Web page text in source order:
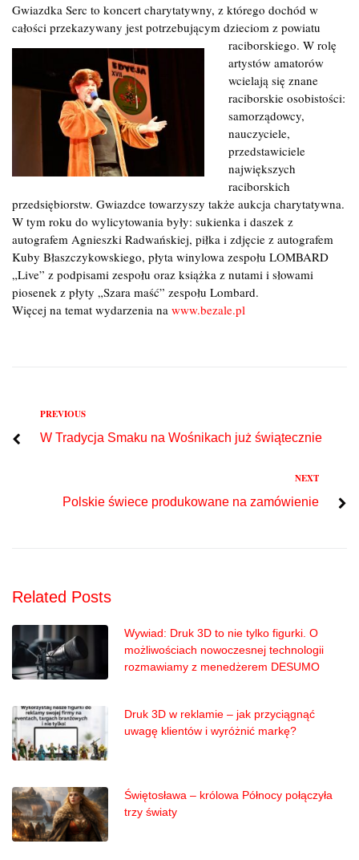
Gwiazdka Serc to koncert charytatywny, z którego dochód w
całości przekazywany jest potrzebującym dzieciom z powiatu
raciborskiego. W rolę
artystów amatorów
wcielają się znane
raciborskie osobistości:
samorządowcy,
nauczyciele,
przedstawiciele
największych
raciborskich
przedsiębiorstw. Gwiazdce towarzyszy także aukcja charytatywna.
W tym roku do wylicytowania były: sukienka i daszek z
autografem Agnieszki Radwańskiej, piłka i zdjęcie z autografem
Kuby Błaszczykowskiego, płyta winylowa zespołu LOMBARD
„Live” z podpisami zespołu oraz książka z nutami i słowami
piosenek z płyty „Szara maść” zespołu Lombard.
Więcej na temat wydarzenia na www.bezale.pl
Nawigacja
wpisu
Previous
PREVIOUS
W Tradycja Smaku na Wośnikach już świątecznie
NEXT
Polskie świece produkowane na zamówienie
Related Posts
Wywiad: Druk 3D to nie tylko figurki. O
możliwościach nowoczesnej technologii
rozmawiamy z menedżerem DESUMO
Druk 3D w reklamie – jak przyciągnąć
uwagę klientów i wyróżnić markę?
Świętosława – królowa Północy połączyła
trzy światy